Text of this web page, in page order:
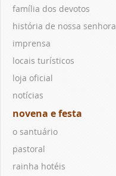
família dos devotos
história de nossa senhora
imprensa
locais turísticos
loja oficial
notícias
novena e festa
o santuário
pastoral
rainha hotéis